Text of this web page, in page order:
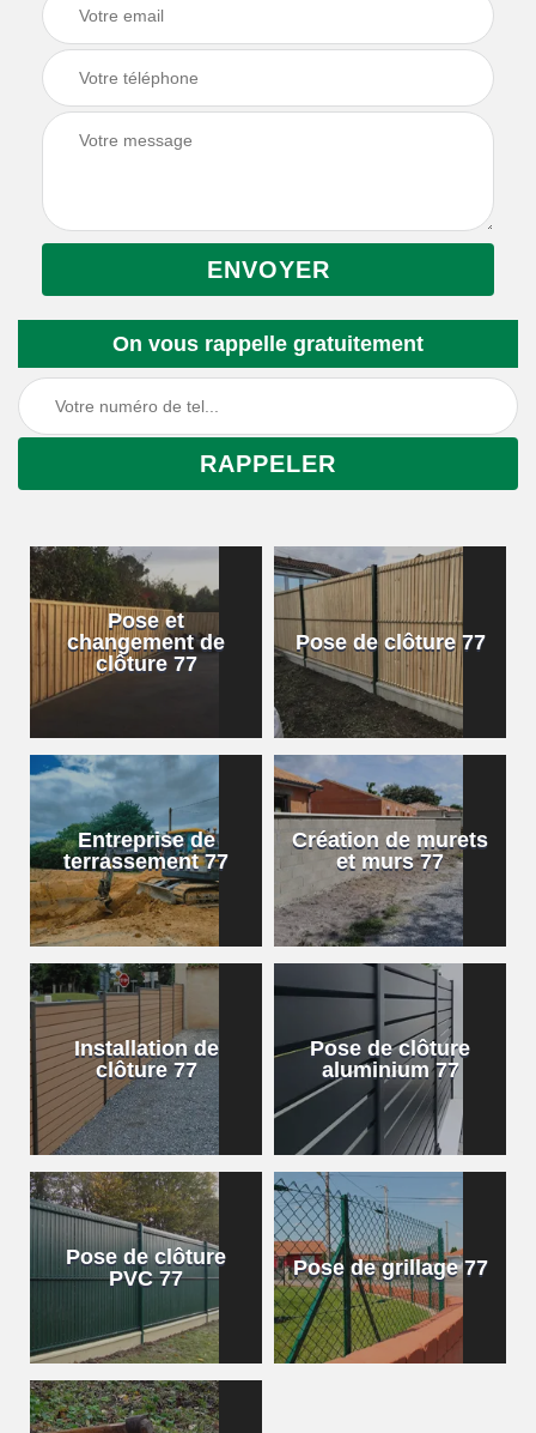
On vous rappelle gratuitement
Pose et
changement de
clôture 77
Pose de clôture 77
Entreprise de
terrassement 77
Création de murets
et murs 77
Installation de
clôture 77
Pose de clôture
aluminium 77
Pose de clôture
PVC 77
Pose de grillage 77